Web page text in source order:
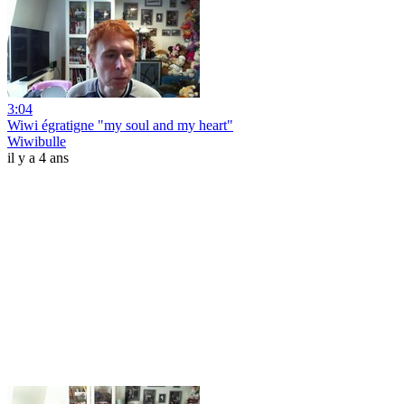
3:04
Wiwi égratigne "my soul and my heart"
Wiwibulle
il y a 4 ans